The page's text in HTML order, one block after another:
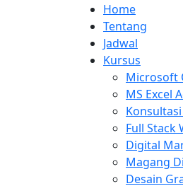
Home
Tentang
Jadwal
Kursus
Microsoft
MS Excel
Konsultasi
Full Stack
Digital
Magang
Desain